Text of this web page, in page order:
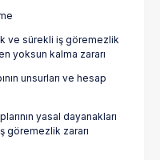
ve sürekli iş göremezlik
yoksun kalma zararı
unsurları ve hesap
yasal dayanakları
göremezlik zararı